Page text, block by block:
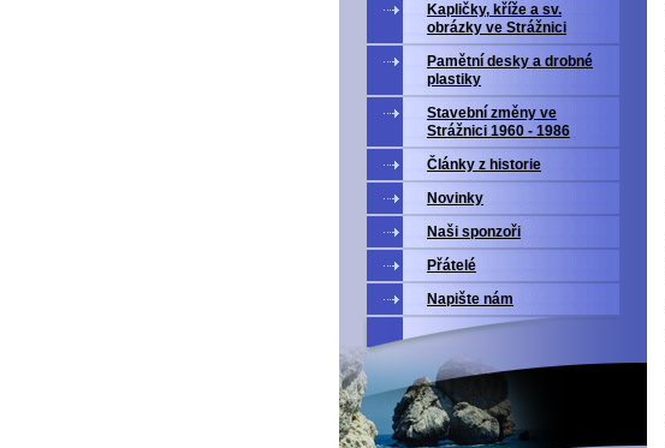
Kapličky, kříže a sv.
obrázky ve Strážnici
Pamětní desky a drobné
plastiky
Stavební změny ve
Strážnici 1960 - 1986
Články z historie
Novinky
Naši sponzoři
Přátelé
Napište nám